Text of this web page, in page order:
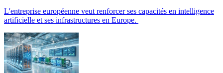
L'entreprise européenne veut renforcer ses capacités en intelligence
artificielle et ses infrastructures en Europe.